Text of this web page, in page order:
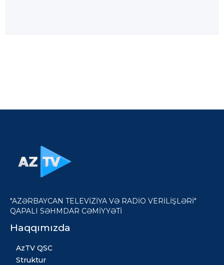
"AZƏRBAYCAN TELEVİZİYA VƏ RADİO VERİLİŞLƏRİ"
QAPALI SƏHMDAR CƏMİYYƏTİ
Haqqımızda
AzTV QSC
Struktur